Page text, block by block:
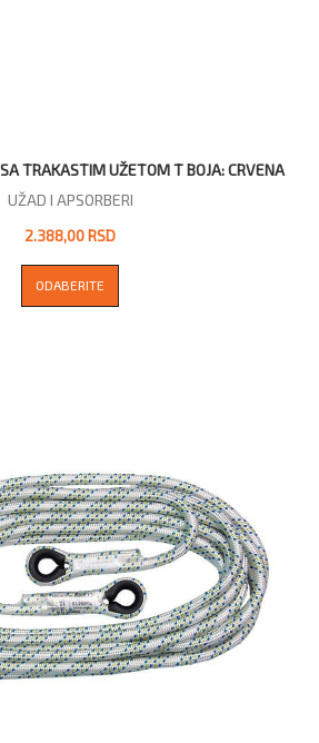
TRAKASTIM UŽETOM T BOJA: CRVENA
UŽAD I APSORBERI
2.388,00 RSD
ODABERITE